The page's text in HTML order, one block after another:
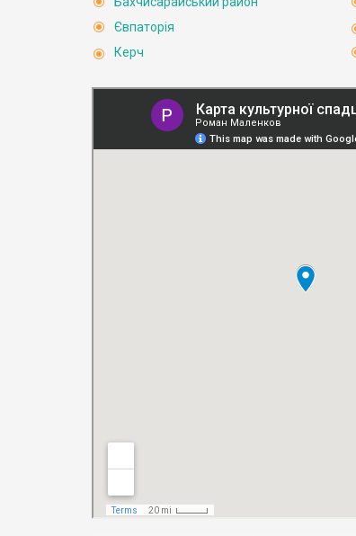
Євпаторія
Керч